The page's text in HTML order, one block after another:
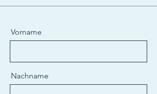
Vorname
Nachname